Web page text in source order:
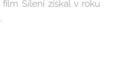
Šílení získal v roku